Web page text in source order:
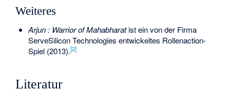
Weiteres
Arjun : Warrior of Mahabharatist ein von der Firma
ServeSilicon Technologies entwickeltes Rollenaction-
Spiel (2013).[2]
Literatur